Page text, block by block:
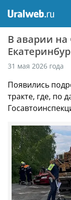
В аварии на
31 мая 2026 года
Появились
тракте, где, по